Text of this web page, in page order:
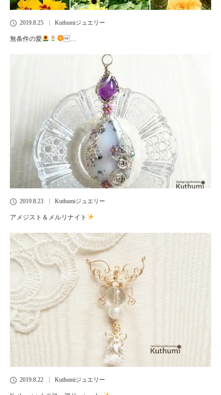
2019.8.25 Kuthumiジュエリー
無条件の愛 …
2019.8.23 Kuthumiジュエリー
アメジスト＆メルリナイト
2019.8.22 Kuthumiジュエリー